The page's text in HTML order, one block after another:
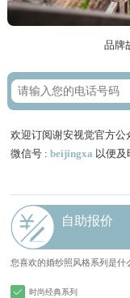
品牌
欢迎订阅谢安视觉官方
微信号 :beijingxa 以便
自助报价
您喜欢的婚纱照风格系列是什
时尚经典系列